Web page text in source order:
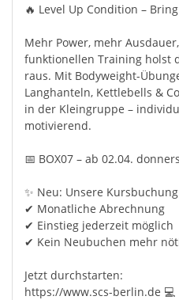
🔥 Level Up Condition –
Mehr Power, mehr
funktionellen Training holst
raus. Mit Bodyweight-
Langhanteln, Kettlebells &
in der Kleingruppe –
motivierend.
📅 BOX07 – ab 02.04.
✨ Neu: Unsere
✔ Monatliche Abrechnung
✔ Einstieg jederzeit möglich
✔ Kein Neubuchen mehr
Jetzt durchstarten:
https://www.scs-berlin.de 💻